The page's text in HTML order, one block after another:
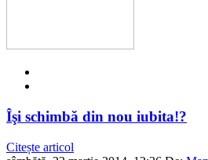
Îşi schimbă din nou iubita!?
Citește articol